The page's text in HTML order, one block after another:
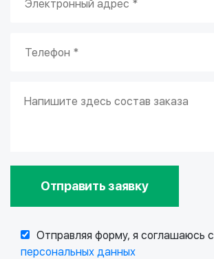
Отправить заявку
Отправляя форму, я соглашаюсь с
персональных данных